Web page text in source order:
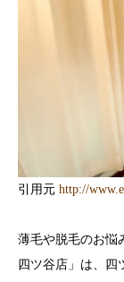
引用元 http://
薄毛や脱毛のお悩
四ツ谷店」は、四